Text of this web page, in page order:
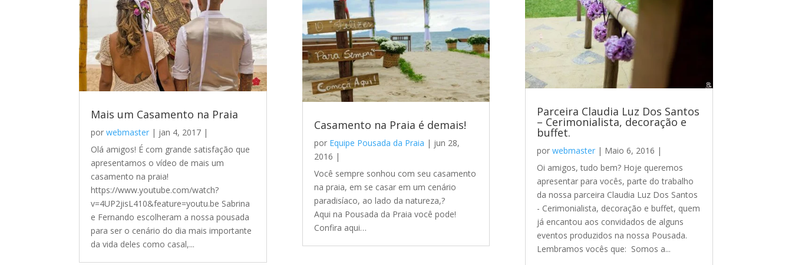
Mais um Casamento na Praia
porwebmaster | jan 4, 2017 |
Olá amigos! É com grande satisfação que
apresentamos o vídeo de mais um
casamento na praia!
https://www.youtube.com/watch?
v=4UP2jisL410&feature=youtu.be Sabrina
e Fernando escolheram a nossa pousada
para ser o cenário do dia mais importante
da vida deles como casal,...
Casamento na Praia é demais!
por Equipe Pousada da Praia | jun 28,
2016 |
Você sempre sonhou com seu casamento
na praia, em se casar em um cenário
paradisíaco, ao lado da natureza,?
Aqui na Pousada da Praia você pode!
Confira aqui…
Parceira Claudia Luz Dos Santos
– Cerimonialista, decoração e
buffet.
por webmaster| Maio 6, 2016 |
Oi amigos, tudo bem? Hoje queremos
apresentar para vocês, parte do trabalho
da nossa parceira Claudia Luz Dos Santos
- Cerimonialista, decoração e buffet, quem
já encantou aos convidados de alguns
eventos produzidos na nossa Pousada.
Lembramos vocês que: Somos a...